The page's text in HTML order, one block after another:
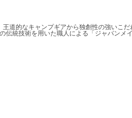
道的なキャンプギアから独創性の強いこだ
統技術を用いた職人による「ジャパンメ